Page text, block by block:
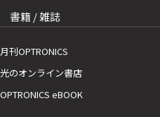
書籍 / 雑誌
月刊OPTRONICS
光のオンライン書店
OPTRONICS eBOOK